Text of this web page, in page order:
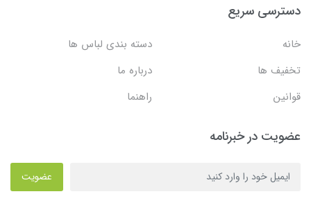
دسترسی سریع
خانه
دسته بندی لباس ها
تخفیف ها
درباره ما
قوانین
راهنما
عضویت در خبرنامه
عضویت